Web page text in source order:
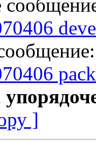
]